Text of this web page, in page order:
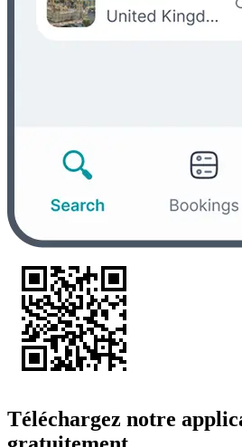
Téléchargez notre